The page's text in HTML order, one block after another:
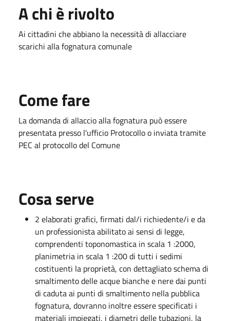
A chi è rivolto
Ai cittadini che abbiano la necessità di allacciare
scarichi alla fognatura comunale
Come fare
La domanda di allaccio alla fognatura può essere
presentata presso l'ufficio Protocollo o inviata tramite
PEC al protocollo del Comune
Cosa serve
2 elaborati grafici, firmati dal/i richiedente/i e da
un professionista abilitato ai sensi di legge,
comprendenti toponomastica in scala 1 :2000,
planimetria in scala 1 :200 di tutti i sedimi
costituenti la proprietà, con dettagliato schema di
smaltimento delle acque bianche e nere dai punti
di caduta ai punti di smaltimento nella pubblica
fognatura, dovranno inoltre essere specificati i
materiali impiegati, i diametri delle tubazioni, la